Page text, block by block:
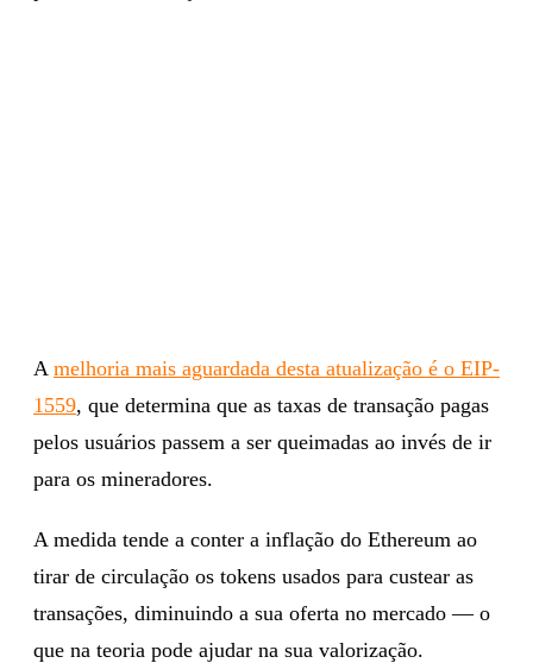
A melhoria mais aguardada desta atualização é o EIP-
1559, que determina que as taxas de transação pagas
pelos usuários passem a ser queimadas ao invés de ir
para os mineradores.
A medida tende a conter a inflação do Ethereum ao
tirar de circulação os tokens usados para custear as
transações, diminuindo a sua oferta no mercado — o
que na teoria pode ajudar na sua valorização.